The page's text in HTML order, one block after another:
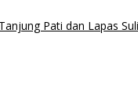
Pati dan Lapas